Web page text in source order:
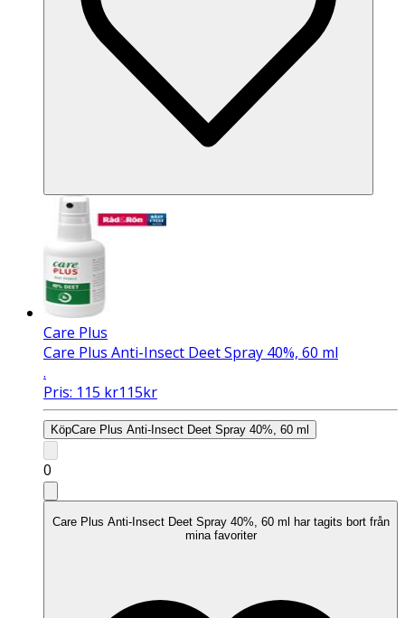
Care Plus
Care Plus Anti-Insect Deet Spray 40%, 60 ml
.
Pris: 115 kr115kr
KöpCare Plus Anti-Insect Deet Spray 40%, 60 ml
0
Care Plus Anti-Insect Deet Spray 40%, 60 ml har tagits bort från
mina favoriter